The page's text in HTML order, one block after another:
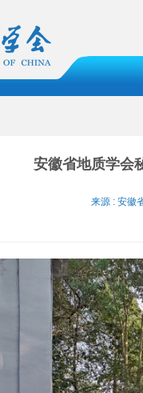
安徽省地质学会
来源 : 安